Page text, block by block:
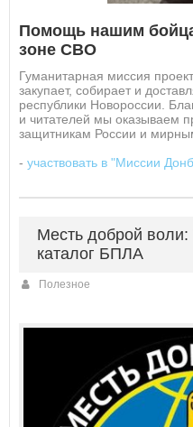
Помощь нашим
зоне СВО
Гуманитарная миссия
закупает, собирает и
республики Новороссии.
и читателей мы оказываем
защитникам России и
- участвовать в "Миссии
Месть доброй воли:
каталог БПЛА
Полезное